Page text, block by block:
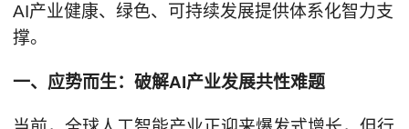
AI产业健康、绿色、可持续发展提供体系化智力支
撑。
一、应势而生：破解AI产业发展共性难题